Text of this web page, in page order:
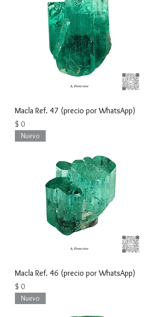
Macla Ref. 47 (precio por WhatsApp)
Precio
$ 0
Nuevo
Macla Ref. 46 (precio por WhatsApp)
Precio
$ 0
Nuevo